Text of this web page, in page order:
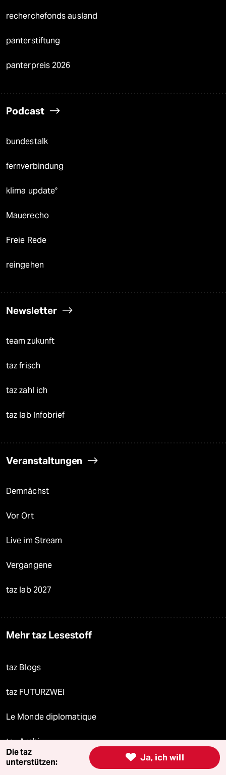
recherchefonds ausland
panterstiftung
panterpreis 2026
Podcast
bundestalk
fernverbindung
klima update°
Mauerecho
Freie Rede
reingehen
Newsletter
team zukunft
taz frisch
taz zahl ich
taz lab Infobrief
Veranstaltungen
Demnächst
Vor Ort
Live im Stream
Vergangene
taz lab 2027
Mehr taz Lesestoff
taz Blogs
taz FUTURZWEI
Le Monde diplomatique
taz Archiv
 Ja, ich will
Die taz
unterstützen: